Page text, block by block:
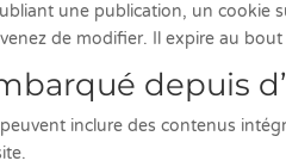
une publication, un cookie
de modifier. Il expire au bout
depuis
inclure des contenus